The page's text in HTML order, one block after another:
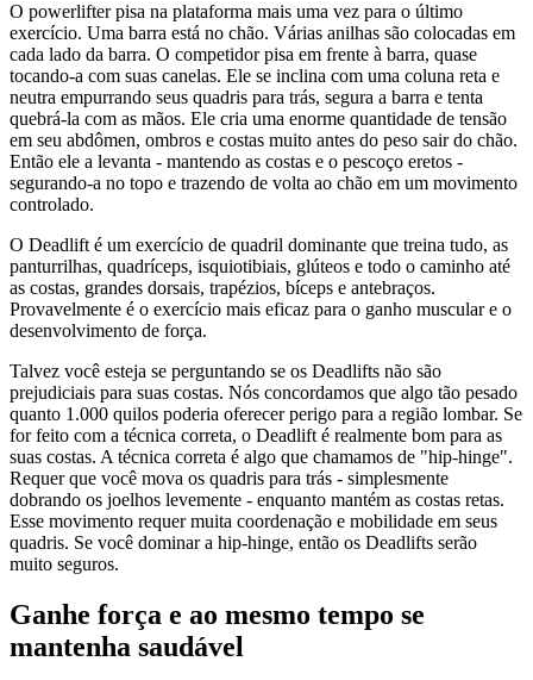
O powerlifter pisa na plataforma mais uma vez para o último
exercício. Uma barra está no chão. Várias anilhas são colocadas em
cada lado da barra. O competidor pisa em frente à barra, quase
tocando-a com suas canelas. Ele se inclina com uma coluna reta e
neutra empurrando seus quadris para trás, segura a barra e tenta
quebrá-la com as mãos. Ele cria uma enorme quantidade de tensão
em seu abdômen, ombros e costas muito antes do peso sair do chão.
Então ele a levanta - mantendo as costas e o pescoço eretos -
segurando-a no topo e trazendo de volta ao chão em um movimento
controlado.
O Deadlift é um exercício de quadril dominante que treina tudo, as
panturrilhas, quadríceps, isquiotibiais, glúteos e todo o caminho até
as costas, grandes dorsais, trapézios, bíceps e antebraços.
Provavelmente é o exercício mais eficaz para o ganho muscular e o
desenvolvimento de força.
Talvez você esteja se perguntando se os Deadlifts não são
prejudiciais para suas costas. Nós concordamos que algo tão pesado
quanto 1.000 quilos poderia oferecer perigo para a região lombar. Se
for feito com a técnica correta, o Deadlift é realmente bom para as
suas costas. A técnica correta é algo que chamamos de "hip-hinge".
Requer que você mova os quadris para trás - simplesmente
dobrando os joelhos levemente - enquanto mantém as costas retas.
Esse movimento requer muita coordenação e mobilidade em seus
quadris. Se você dominar a hip-hinge, então os Deadlifts serão
muito seguros.
Ganhe força e ao mesmo tempo se
mantenha saudável